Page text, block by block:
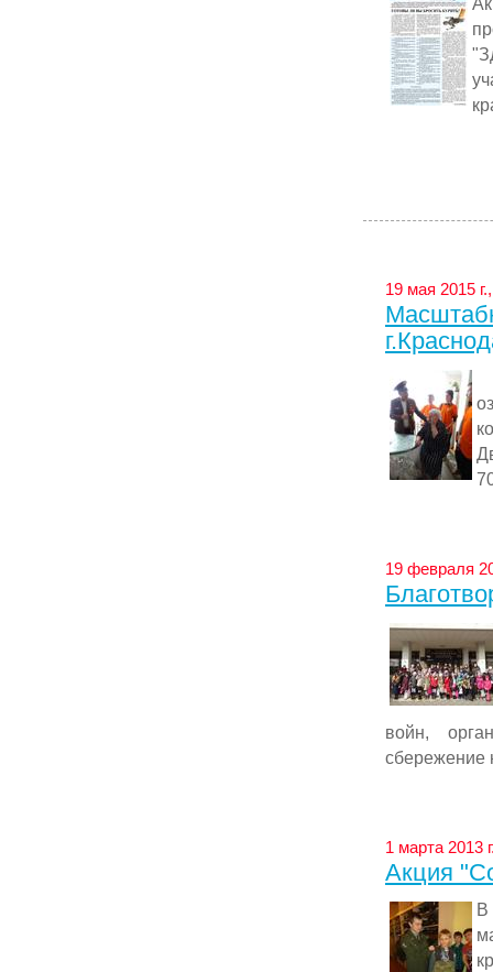
19 мая 2015
19 февраля
войн,
сбережение
1 марта 2013
Акция
В